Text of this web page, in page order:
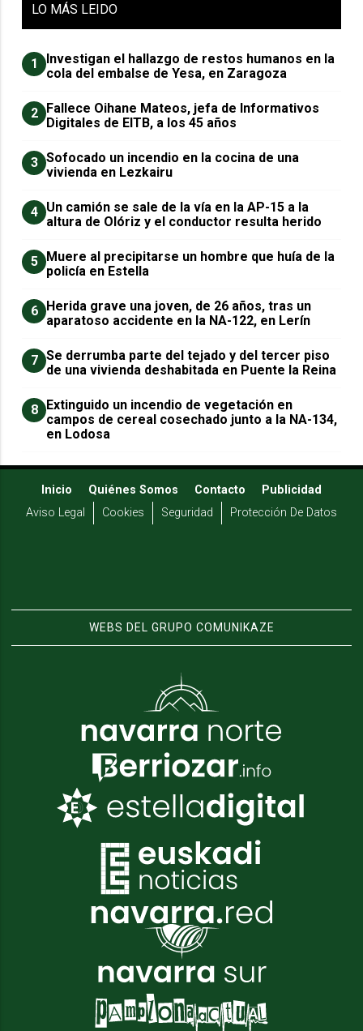
LO MÁS LEIDO
1
Investigan el hallazgo de restos humanos en la
cola del embalse de Yesa, en Zaragoza
2
Fallece Oihane Mateos, jefa de Informativos
Digitales de EITB, a los 45 años
3 Sofocado un incendio en la cocina de una
vivienda en Lezkairu
4 Un camión se sale de la vía en la AP-15 a la
altura de Olóriz y el conductor resulta herido
5
Muere al precipitarse un hombre que huía de la
policía en Estella
6
Herida grave una joven, de 26 años, tras un
aparatoso accidente en la NA-122, en Lerín
7 Se derrumba parte del tejado y del tercer piso
de una vivienda deshabitada en Puente la Reina
8
Extinguido un incendio de vegetación en
campos de cereal cosechado junto a la NA-134,
en Lodosa
Inicio Quiénes Somos Contacto
Publicidad
Aviso Legal
Cookies Seguridad Protección De Datos
WEBS DEL GRUPO COMUNIKAZE